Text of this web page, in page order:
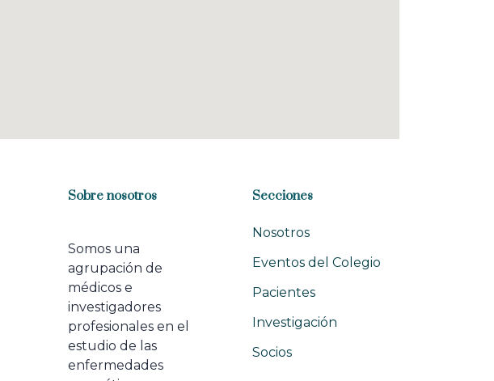
Sobre nosotros
Somos una
agrupación de
médicos e
investigadores
profesionales en el
estudio de las
enfermedades
Secciones
Nosotros
Eventos del Colegio
Pacientes
Investigación
Socios